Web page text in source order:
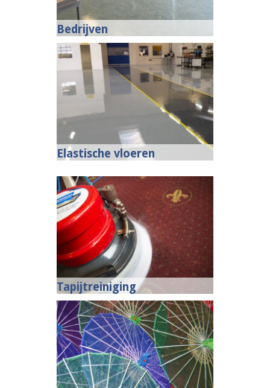
Bedrijven
Elastische vloeren
Tapijtreiniging